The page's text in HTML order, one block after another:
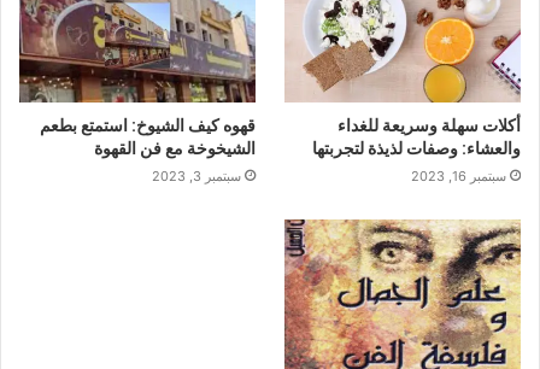
أكلات سهلة وسريعة للغداء
والعشاء: وصفات لذيذة لتجربتها
سبتمبر 16, 2023
قهوه كيف الشيوخ: استمتع بطعم
الشيخوخة مع فن القهوة
سبتمبر 3, 2023